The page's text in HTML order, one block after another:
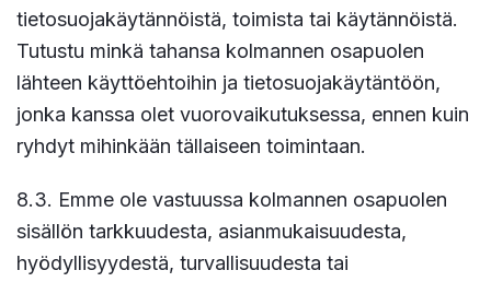
tietosuojakäytännöistä, toimista tai käytännöistä.
Tutustu minkä tahansa kolmannen osapuolen
lähteen käyttöehtoihin ja tietosuojakäytäntöön,
jonka kanssa olet vuorovaikutuksessa, ennen kuin
ryhdyt mihinkään tällaiseen toimintaan.
8.3. Emme ole vastuussa kolmannen osapuolen
sisällön tarkkuudesta, asianmukaisuudesta,
hyödyllisyydestä, turvallisuudesta tai